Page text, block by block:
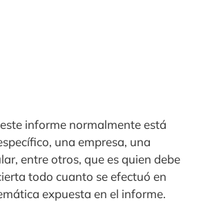
informe normalmente está
una empresa, una
entre otros, que es quien debe
todo cuanto se efectuó en
expuesta en el informe.